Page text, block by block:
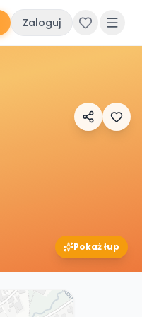
Zaloguj
Pokaż łup